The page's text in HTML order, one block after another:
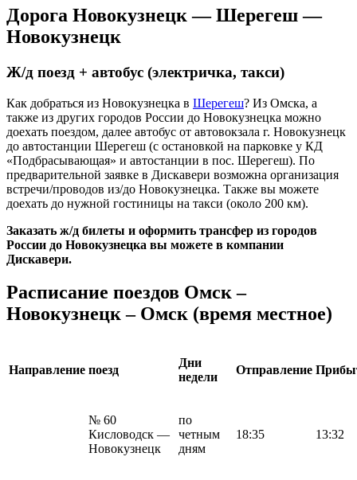
Дорога Новокузнецк — Шерегеш —
Новокузнецк
Ж/д поезд + автобус (электричка, такси)
Как добраться из Новокузнецка в Шерегеш? Из Омска, а
также из других городов России до Новокузнецка можно
доехать поездом, далее автобус от автовокзала г. Новокузнецк
до автостанции Шерегеш (с остановкой на парковке у КД
«Подбрасывающая» и автостанции в пос. Шерегеш). По
предварительной заявке в Дискавери возможна организация
встречи/проводов из/до Новокузнецка. Также вы можете
доехать до нужной гостиницы на такси (около 200 км).
Заказать ж/д билеты и оформить трансфер из городов
России до Новокузнецка вы можете в компании
Дискавери.
Расписание поездов Омск–
Новокузнецк – Омск (время местное)
Направление поезд
Дни
недели
Отправление
№ 60
Кисловодск —
Новокузнецк
по
четным
дням
18:35 13:32